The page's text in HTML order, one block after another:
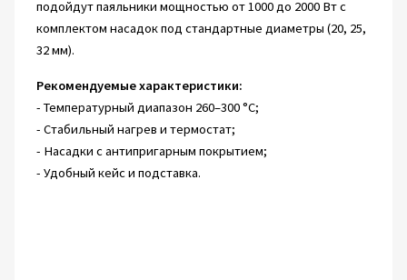
подойдут паяльники мощностью от 1000 до 2000 Вт с
комплектом насадок под стандартные диаметры (20, 25,
32 мм).
Рекомендуемые характеристики:
- Температурный диапазон 260–300 °C;
- Стабильный нагрев и термостат;
- Насадки с антипригарным покрытием;
- Удобный кейс и подставка.